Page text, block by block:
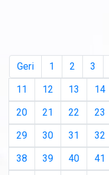
Geri 1 2 3
11
12 13 14
20
21 22 23
29
30 31 32
38
39 40 41